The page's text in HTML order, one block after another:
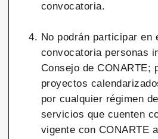
convocatoria.
No podrán participar en
convocatoria personas
Consejo de CONARTE;
proyectos
por cualquier régimen
servicios que cuenten
vigente con CONARTE